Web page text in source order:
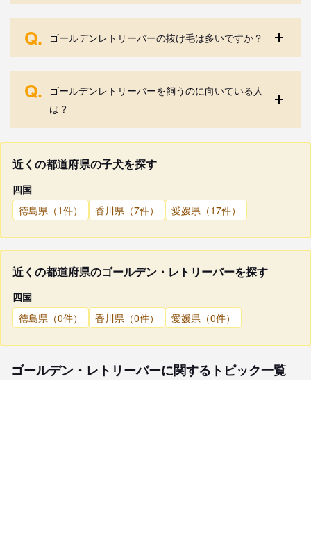
Q. ゴールデンレトリーバーの抜け毛は多いですか？
Q.
ゴールデンレトリーバーを飼うのに向いている人
は？
近くの都道府県の子犬を探す
四国
徳島県（1件）
香川県（7件） 愛媛県（17件）
近くの都道府県のゴールデン・レトリーバーを探す
四国
徳島県（0件）
香川県（0件） 愛媛県（0件）
ゴールデン・レトリーバーに関するトピック一覧